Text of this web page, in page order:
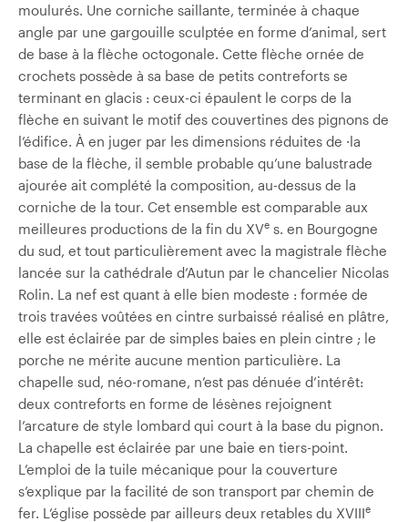
moulurés. Une corniche saillante, terminée à chaque
angle par une gargouille sculptée en forme d’animal, sert
de base à la flèche octogonale. Cette flèche ornée de
crochets possède à sa base de petits contreforts se
terminant en glacis : ceux-ci épaulent le corps de la
flèche en suivant le motif des couvertines des pignons de
l’édifice. À en juger par les dimensions réduites de ·la
base de la flèche, il semble probable qu’une balustrade
ajourée ait complété la composition, au-dessus de la
corniche de la tour. Cet ensemble est comparable aux
meilleures productions de la fin du XVe s. en Bourgogne
du sud, et tout particulièrement avec la magistrale flèche
lancée sur la cathédrale d’Autun par le chancelier Nicolas
Rolin. La nef est quant à elle bien modeste : formée de
trois travées voûtées en cintre surbaissé réalisé en plâtre,
elle est éclairée par de simples baies en plein cintre ; le
porche ne mérite aucune mention particulière. La
chapelle sud, néo-romane, n’est pas dénuée d’intérêt:
deux contreforts en forme de lésènes rejoignent
l’arcature de style lombard qui court à la base du pignon.
La chapelle est éclairée par une baie en tiers-point.
L’emploi de la tuile mécanique pour la couverture
s’explique par la facilité de son transport par chemin de
fer. L’église possède par ailleurs deux retables du XVIIIe